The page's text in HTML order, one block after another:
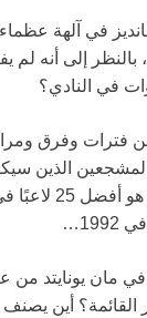
في آلهة
بالنظر إلى أنه
في النادي؟
فترات وفرق
المشجعين الذين
هو أفضل 25 لاعبًا في يونايتد